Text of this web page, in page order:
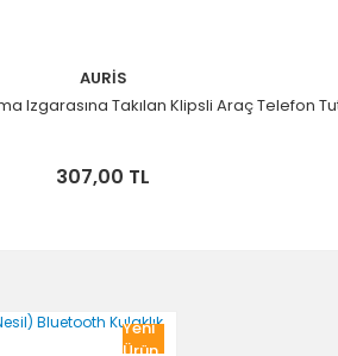
AURİS
Izgarasına Takılan Klipsli Araç Telefon
307,00 TL
Yeni
Ürün